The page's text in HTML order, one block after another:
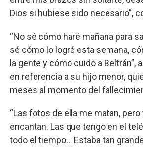
Dios si hubiese sido necesario”,
“No sé cómo haré mañana para
sé cómo lo logré esta semana,
la gente y cómo cuido a Beltrán”,
en referencia a su hijo menor,
meses al momento del
“Las fotos de ella me matan,
encantan. Las que tengo en el
todo el tiempo... Estaba tan